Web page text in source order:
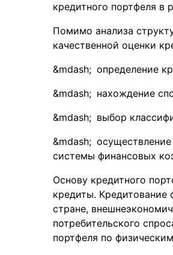
кредитного портфеля в
Помимо анализа
качественной оценки
определение
нахождение
выбор
системы финансовых
Основу кредитного
кредиты. Кредитование
стране,
потребительского
портфеля по